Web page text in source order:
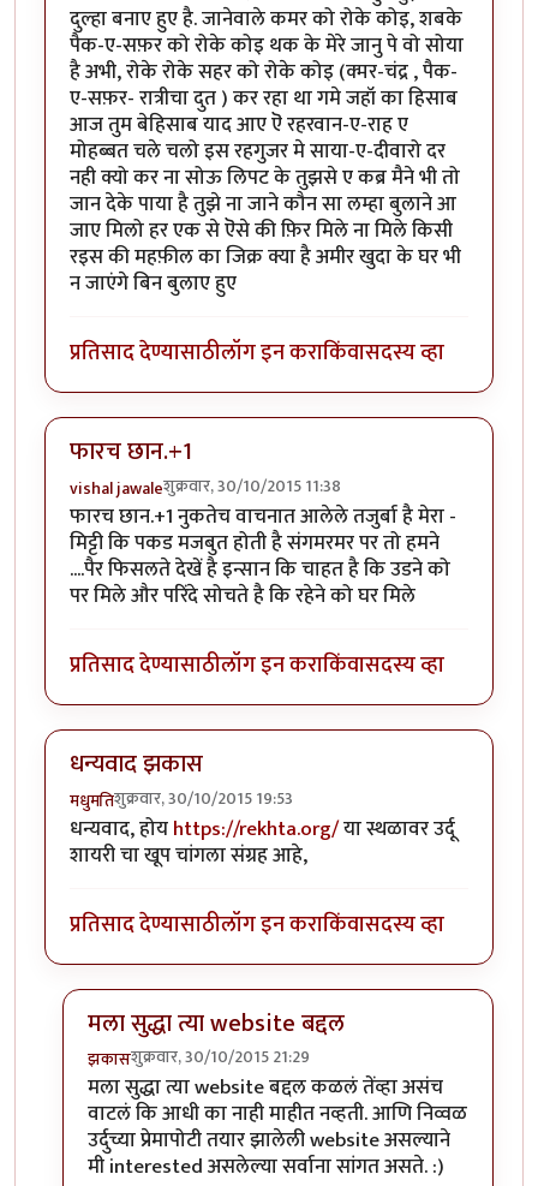
दुल्हा बनाए हुए है. जानेवाले कमर को रोके कोइ, शबके
पैक-ए-सफ़र को रोके कोइ थक के मेरे जानु पे वो सोया
है अभी, रोके रोके सहर को रोके कोइ (क्मर-चंद्र , पैक-
ए-सफ़र- रात्रीचा दुत ) कर रहा था गमे जहॉ का हिसाब
आज तुम बेहिसाब याद आए ऎ रहरवान-ए-राह ए
मोहब्बत चले चलो इस रहगुजर मे साया-ए-दीवारो दर
नही क्यो कर ना सोऊ लिपट के तुझसे ए कब्र मैने भी तो
जान देके पाया है तुझे ना जाने कौन सा लम्हा बुलाने आ
जाए मिलो हर एक से ऎसे की फ़िर मिले ना मिले किसी
रइस की महफ़ील का जिक्र क्या है अमीर खुदा के घर भी
न जाएंगे बिन बुलाए हुए
प्रतिसाद देण्यासाठीलॉग इन कराकिंवासदस्य व्हा
फारच छान.+1
vishal jawaleशुक्रवार, 30/10/2015 11:38
फारच छान.+1 नुकतेच वाचनात आलेले तजुर्बा है मेरा -
मिट्टी कि पकड मजबुत होती है संगमरमर पर तो हमने
....पैर फिसलते देखें है इन्सान कि चाहत है कि उडने को
पर मिले और परिंदे सोचते है कि रहेने को घर मिले
प्रतिसाद देण्यासाठीलॉग इन कराकिंवासदस्य व्हा
धन्यवाद झकास
मधुमतिशुक्रवार, 30/10/2015 19:53
धन्यवाद, होयhttps://rekhta.org/या स्थळावर उर्दू
शायरी चा खूप चांगला संग्रह आहे,
प्रतिसाद देण्यासाठीलॉग इन कराकिंवासदस्य व्हा
मला सुद्धा त्या website बद्दल
झकासशुक्रवार, 30/10/2015 21:29
In reply toधन्यवाद झकासbyमधुमति
मला सुद्धा त्या website बद्दल कळलं तेंव्हा असंच
वाटलं कि आधी का नाही माहीत नव्हती. आणि निव्वळ
उर्दुच्या प्रेमापोटी तयार झालेली website असल्याने
मी interested असलेल्या सर्वाना सांगत असते. :)